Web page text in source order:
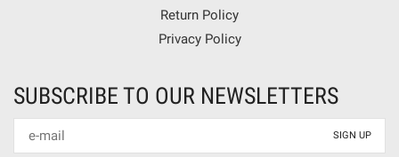
Return Policy
Privacy Policy
SUBSCRIBE TO OUR NEWSLETTERS
Newsletter
mail